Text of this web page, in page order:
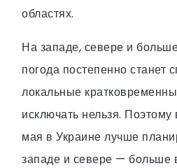
областях.
На западе, севере и
погода постепенно станет
локальные
исключать нельзя.
мая в Украине лучше
западе и севере — больше